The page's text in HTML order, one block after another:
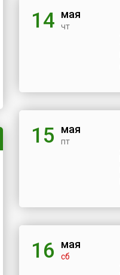
14 мая
чт
15 мая
пт
16 мая
сб